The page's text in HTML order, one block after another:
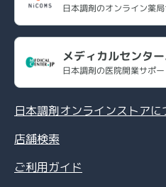
日本調剤のオンライン薬
メディカルセンタ
日本調剤の医院開業サポー
日本調剤オンラインストアに
店舗検索
ご利用ガイド